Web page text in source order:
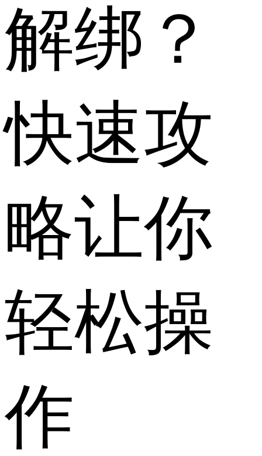
解绑？
快速攻
略让你
轻松操
作